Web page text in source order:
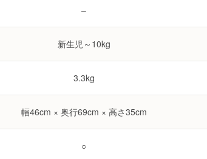
–
新生児～10kg
3.3kg
幅46cm × 奥行69cm × 高さ35cm
○